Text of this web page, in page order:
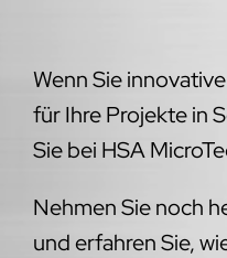
Wenn Sie
für Ihre Projekte in
Sie bei HSA
Nehmen Sie noch
und erfahren Sie,